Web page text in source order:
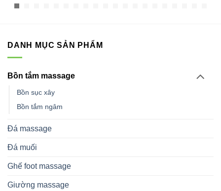
DANH MỤC SẢN PHẨM
Bồn tắm massage
Bồn sục xây
Bồn tắm ngâm
Đá massage
Đá muối
Ghế foot massage
Giường massage